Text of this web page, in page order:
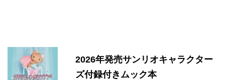
2026年発売サンリオキャラクター
ズ付録付きムック本